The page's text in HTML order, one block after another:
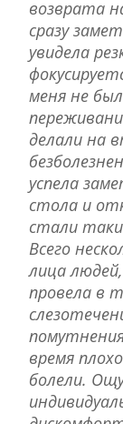
возврата
сразу
увидела
меня не
делали на
успела
стола и
стали
Всего
лица
провела в
время
болели.